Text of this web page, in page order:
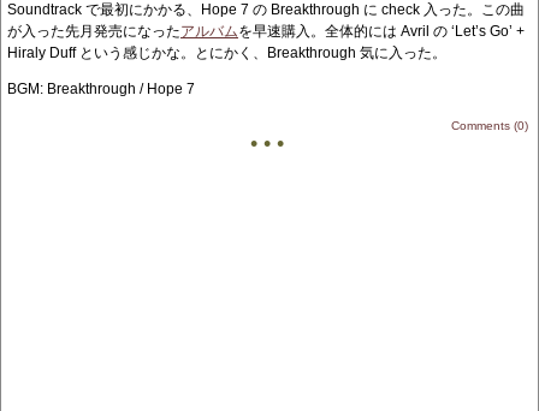
Soundtrack で最初にかかる、Hope 7 の Breakthrough に check 入った。この曲
が入った先月発売になったアルバムを早速購入。全体的には Avril の ‘Let’s Go’ +
Hiraly Duff という感じかな。とにかく、Breakthrough 気に入った。
BGM: Breakthrough / Hope 7
Comments (0)
• • •